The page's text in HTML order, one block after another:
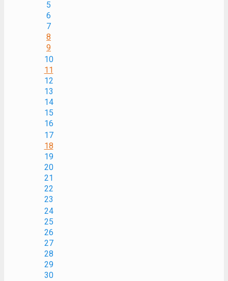
5
6
7
8
9
10
11
12
13
14
15
16
17
18
19
20
21
22
23
24
25
26
27
28
29
30